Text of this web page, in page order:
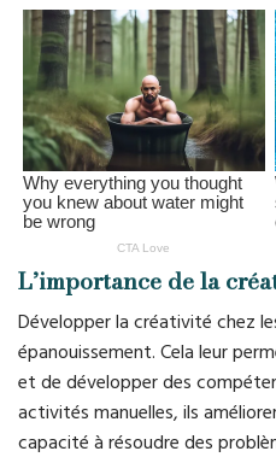
L’importance de la
Développer la créativité chez
épanouissement. Cela leur
et de développer des
activités manuelles, ils
capacité à résoudre des